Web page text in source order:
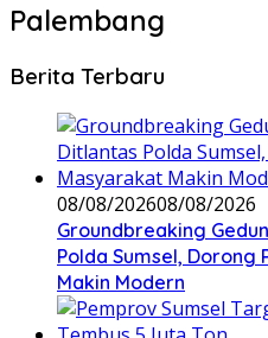
Palembang
Berita Terbaru
08/08/202608/08/2026
Groundbreaking
Polda Sumsel, Dorong
Makin Modern